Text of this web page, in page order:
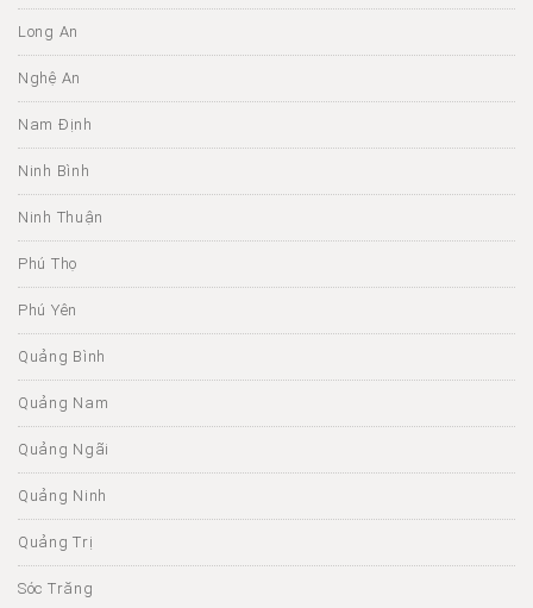
Long An
Nghệ An
Nam Định
Ninh Bình
Ninh Thuận
Phú Thọ
Phú Yên
Quảng Bình
Quảng Nam
Quảng Ngãi
Quảng Ninh
Quảng Trị
Sóc Trăng